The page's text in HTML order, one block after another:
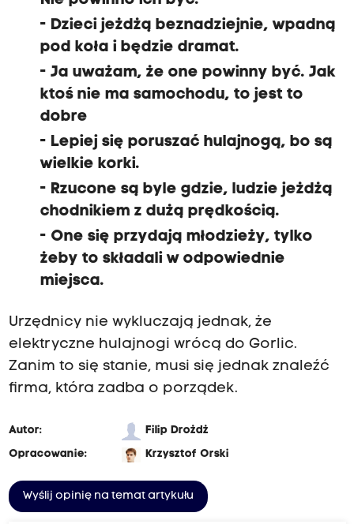
- Dzieci jeżdżą beznadziejnie, wpadną
pod koła i będzie dramat.
- Ja uważam, że one powinny być. Jak
ktoś nie ma samochodu, to jest to
dobre
- Lepiej się poruszać hulajnogą, bo są
wielkie korki.
- Rzucone są byle gdzie, ludzie jeżdżą
chodnikiem z dużą prędkością.
- One się przydają młodzieży, tylko
żeby to składali w odpowiednie
miejsca.
Urzędnicy nie wykluczają jednak, że
elektryczne hulajnogi wrócą do Gorlic.
Zanim to się stanie, musi się jednak znaleźć
firma, która zadba o porządek.
Autor:
Filip Drożdż
Opracowanie:
Krzysztof Orski
Wyślij opinię na temat artykułu